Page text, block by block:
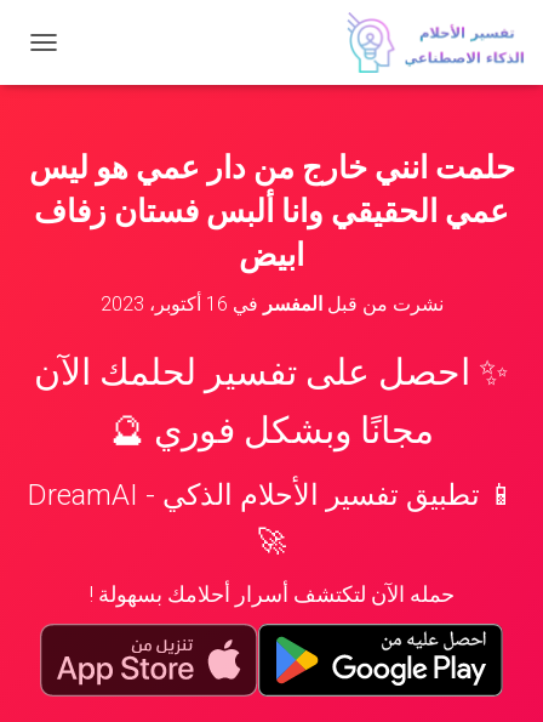
ب
ا
ت
حلمت انني خارج من دار عمي هو ليس
عمي الحقيقي وانا ألبس فستان زفاف
ابيض
نشرت من قبلالمفسر في 16 أكتوبر، 2023
✨ احصل على تفسير لحلمك الآن
مجانًا وبشكل فوري 🔮
📱 تطبيق تفسير الأحلام الذكي - DreamAI
🚀
حمله الآن لتكتشف أسرار أحلامك بسهولة !